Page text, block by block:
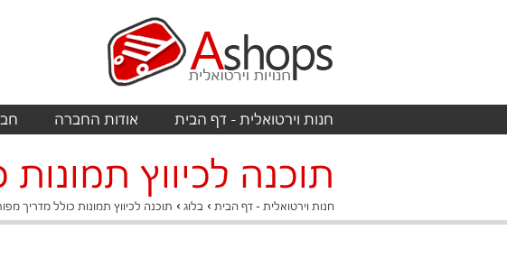
חנות וירטואלית - דף הבית אודות החברה
תוכנה לכיווץ
חנות וירטואלית - דף הבית › בלוג › תוכנה לכיווץ תמונות כולל מדריך